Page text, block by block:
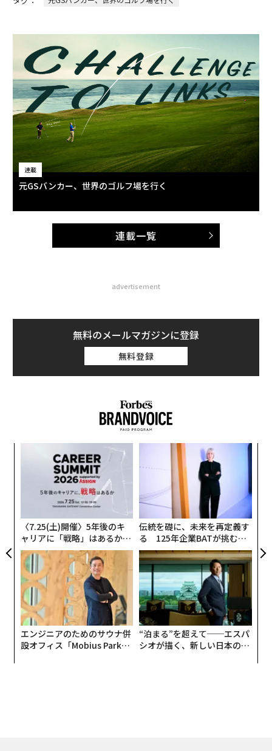
連載
元GSバンカー、世界のゴルフ場を行く
連載一覧
advertisement
無料のメールマガジンに登録
無料登録
〈7.25(土)開催〉5年後のキ
ャリアに「戦略」はあるか。
トップエグゼクティブのキャ
リアに触れる1日│CAREER S
UMMIT 2026
伝統を礎に、未来を再定義す
る 125年企業BATが挑むス
モークレスな未来
エンジニアのためのサウナ併
設オフィス「Mobius Park」
“泊まる”を超えて──エスパ
シオが描く、新しい日本のラ